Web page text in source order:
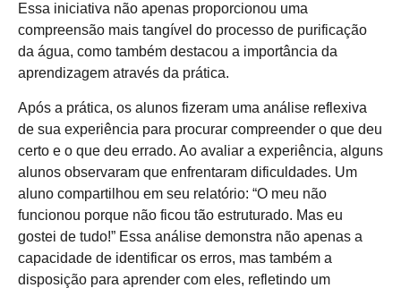
Essa iniciativa não apenas proporcionou uma
compreensão mais tangível do processo de purificação
da água, como também destacou a importância da
aprendizagem através da prática.
Após a prática, os alunos fizeram uma análise reflexiva
de sua experiência para procurar compreender o que deu
certo e o que deu errado. Ao avaliar a experiência, alguns
alunos observaram que enfrentaram dificuldades. Um
aluno compartilhou em seu relatório: “O meu não
funcionou porque não ficou tão estruturado. Mas eu
gostei de tudo!” Essa análise demonstra não apenas a
capacidade de identificar os erros, mas também a
disposição para aprender com eles, refletindo um